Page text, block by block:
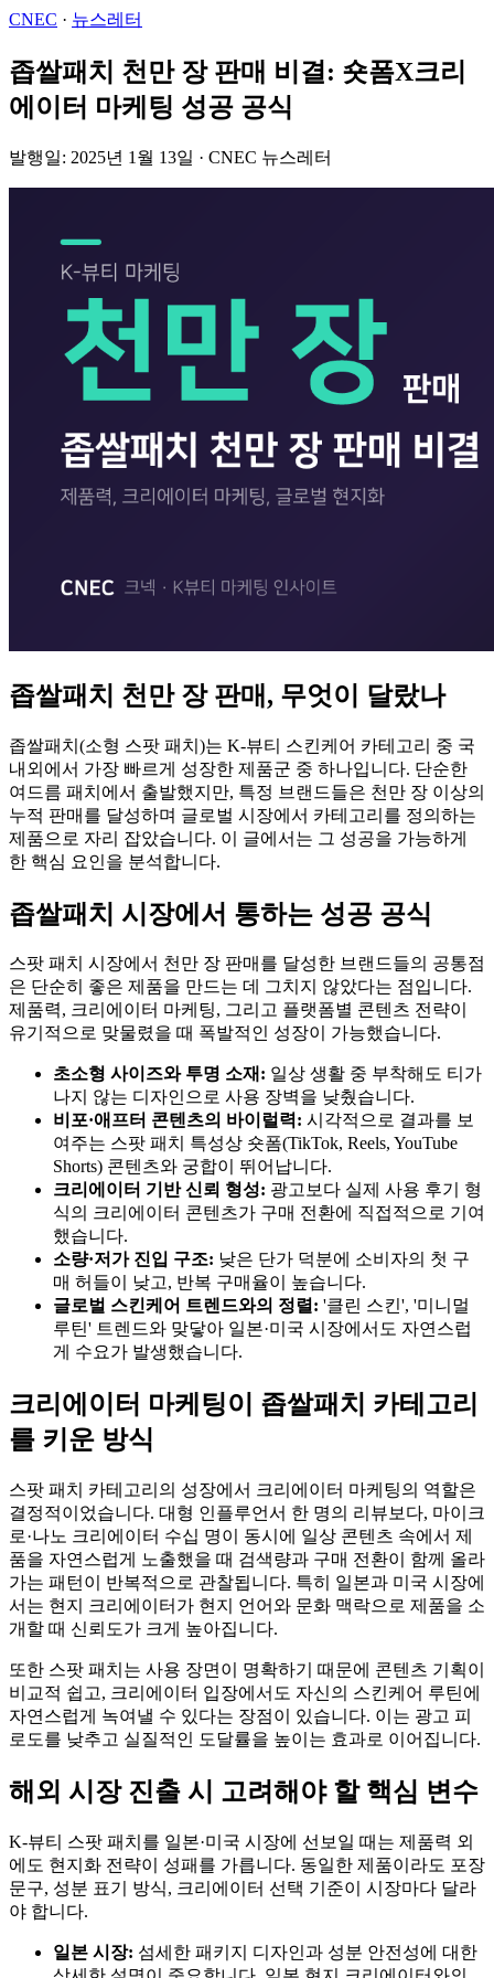
CNEC · 뉴스레터
좁쌀패치 천만 장 판매 비결: 숏폼X크리
에이터 마케팅 성공 공식
발행일: 2025년 1월 13일 · CNEC 뉴스레터
좁쌀패치 천만 장 판매, 무엇이 달랐나
좁쌀패치(소형 스팟 패치)는 K-뷰티 스킨케어 카테고리 중 국
내외에서 가장 빠르게 성장한 제품군 중 하나입니다. 단순한
여드름 패치에서 출발했지만, 특정 브랜드들은 천만 장 이상의
누적 판매를 달성하며 글로벌 시장에서 카테고리를 정의하는
제품으로 자리 잡았습니다. 이 글에서는 그 성공을 가능하게
한 핵심 요인을 분석합니다.
좁쌀패치 시장에서 통하는 성공 공식
스팟 패치 시장에서 천만 장 판매를 달성한 브랜드들의 공통점
은 단순히 좋은 제품을 만드는 데 그치지 않았다는 점입니다.
제품력, 크리에이터 마케팅, 그리고 플랫폼별 콘텐츠 전략이
유기적으로 맞물렸을 때 폭발적인 성장이 가능했습니다.
초소형 사이즈와 투명 소재: 일상 생활 중 부착해도 티가
나지 않는 디자인으로 사용 장벽을 낮췄습니다.
비포·애프터 콘텐츠의 바이럴력: 시각적으로 결과를 보
여주는 스팟 패치 특성상 숏폼(TikTok, Reels, YouTube
Shorts) 콘텐츠와 궁합이 뛰어납니다.
크리에이터 기반 신뢰 형성: 광고보다 실제 사용 후기 형
식의 크리에이터 콘텐츠가 구매 전환에 직접적으로 기여
했습니다.
소량·저가 진입 구조: 낮은 단가 덕분에 소비자의 첫 구
매 허들이 낮고, 반복 구매율이 높습니다.
글로벌 스킨케어 트렌드와의 정렬: '클린 스킨', '미니멀
루틴' 트렌드와 맞닿아 일본·미국 시장에서도 자연스럽
게 수요가 발생했습니다.
크리에이터 마케팅이 좁쌀패치 카테고리
를 키운 방식
스팟 패치 카테고리의 성장에서 크리에이터 마케팅의 역할은
결정적이었습니다. 대형 인플루언서 한 명의 리뷰보다, 마이크
로·나노 크리에이터 수십 명이 동시에 일상 콘텐츠 속에서 제
품을 자연스럽게 노출했을 때 검색량과 구매 전환이 함께 올라
가는 패턴이 반복적으로 관찰됩니다. 특히 일본과 미국 시장에
서는 현지 크리에이터가 현지 언어와 문화 맥락으로 제품을 소
개할 때 신뢰도가 크게 높아집니다.
또한 스팟 패치는 사용 장면이 명확하기 때문에 콘텐츠 기획이
비교적 쉽고, 크리에이터 입장에서도 자신의 스킨케어 루틴에
자연스럽게 녹여낼 수 있다는 장점이 있습니다. 이는 광고 피
로도를 낮추고 실질적인 도달률을 높이는 효과로 이어집니다.
해외 시장 진출 시 고려해야 할 핵심 변수
K-뷰티 스팟 패치를 일본·미국 시장에 선보일 때는 제품력 외
에도 현지화 전략이 성패를 가릅니다. 동일한 제품이라도 포장
문구, 성분 표기 방식, 크리에이터 선택 기준이 시장마다 달라
야 합니다.
일본 시장: 섬세한 패키지 디자인과 성분 안전성에 대한